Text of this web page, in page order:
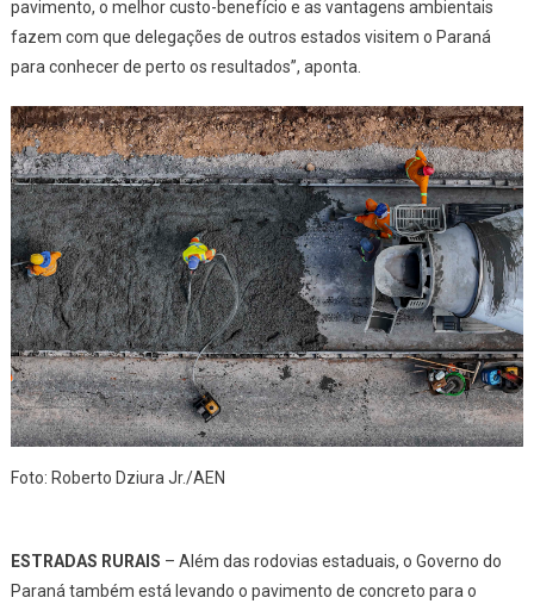
pavimento, o melhor custo-benefício e as vantagens ambientais
fazem com que delegações de outros estados visitem o Paraná
para conhecer de perto os resultados”, aponta.
Foto: Roberto Dziura Jr./AEN
ESTRADAS RURAIS – Além das rodovias estaduais, o Governo do
Paraná também está levando o pavimento de concreto para o